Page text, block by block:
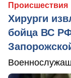
Происшествия
Хирурги
бойца ВС